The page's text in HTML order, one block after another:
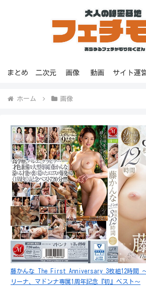
まとめ 二次元 画像 動画 サイト運
ホーム 画像
藤かんな The First Anniversary 3枚組12時間
リーナ、マドンナ専属1周年記念『初』ベスト～